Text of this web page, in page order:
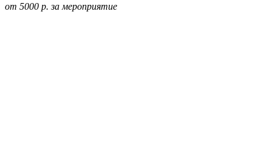
от 5000 р. за мероприятие